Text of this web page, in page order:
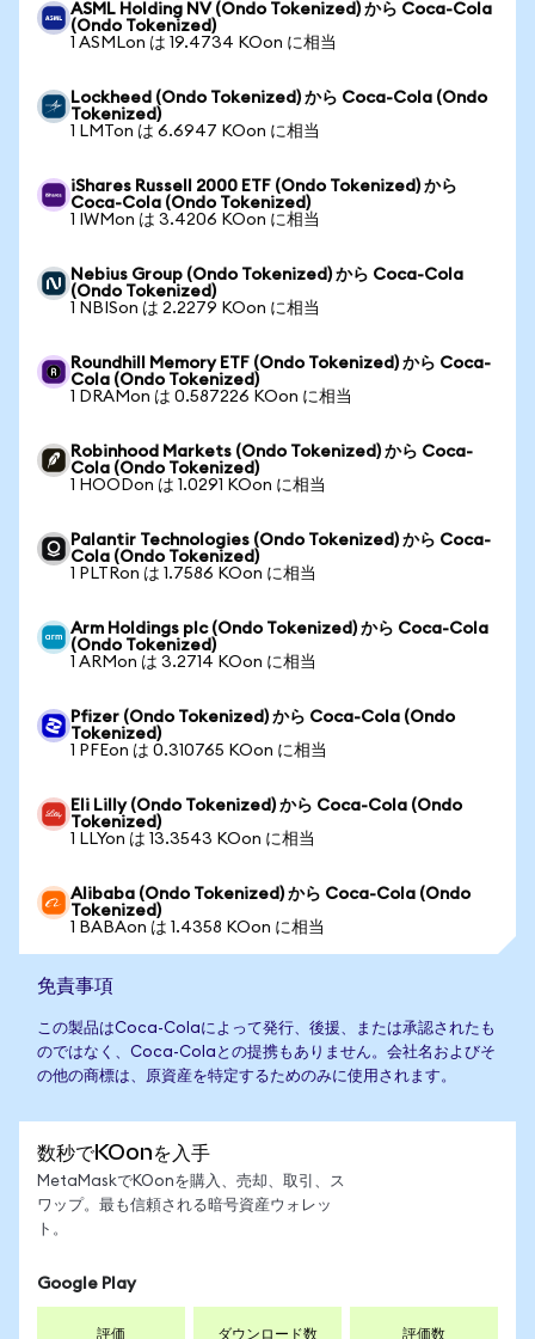
ASML Holding NV (Ondo Tokenized) から Coca-Cola
(Ondo Tokenized)
1 ASMLon は 19.4734 KOon に相当
Lockheed (Ondo Tokenized) から Coca-Cola (Ondo
Tokenized)
1 LMTon は 6.6947 KOon に相当
iShares Russell 2000 ETF (Ondo Tokenized) から
Coca-Cola (Ondo Tokenized)
1 IWMon は 3.4206 KOon に相当
Nebius Group (Ondo Tokenized) から Coca-Cola
(Ondo Tokenized)
1 NBISon は 2.2279 KOon に相当
Roundhill Memory ETF (Ondo Tokenized) から Coca-
Cola (Ondo Tokenized)
1 DRAMon は 0.587226 KOon に相当
Robinhood Markets (Ondo Tokenized) から Coca-
Cola (Ondo Tokenized)
1 HOODon は 1.0291 KOon に相当
Palantir Technologies (Ondo Tokenized) から Coca-
Cola (Ondo Tokenized)
1 PLTRon は 1.7586 KOon に相当
Arm Holdings plc (Ondo Tokenized) から Coca-Cola
(Ondo Tokenized)
1 ARMon は 3.2714 KOon に相当
Pfizer (Ondo Tokenized) から Coca-Cola (Ondo
Tokenized)
1 PFEon は 0.310765 KOon に相当
Eli Lilly (Ondo Tokenized) から Coca-Cola (Ondo
Tokenized)
1 LLYon は 13.3543 KOon に相当
Alibaba (Ondo Tokenized) から Coca-Cola (Ondo
Tokenized)
1 BABAon は 1.4358 KOon に相当
免責事項
この製品はCoca-Colaによって発行、後援、または承認されたも
のではなく、Coca-Colaとの提携もありません。会社名およびそ
の他の商標は、原資産を特定するためのみに使用されます。
数秒でKOonを入手
MetaMaskでKOonを購入、売却、取引、ス
ワップ。最も信頼される暗号資産ウォレッ
ト。
Google Play
評価 ダウンロード数 評価数